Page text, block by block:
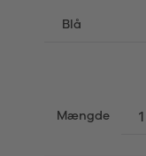
Mængde